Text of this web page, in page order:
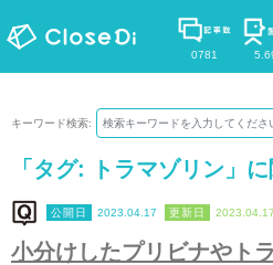
0781
キーワード検索:
「タグ: トラマゾリン 」
2023.04.17 2023.04.17
小分け したプリ ビナや ト ラ